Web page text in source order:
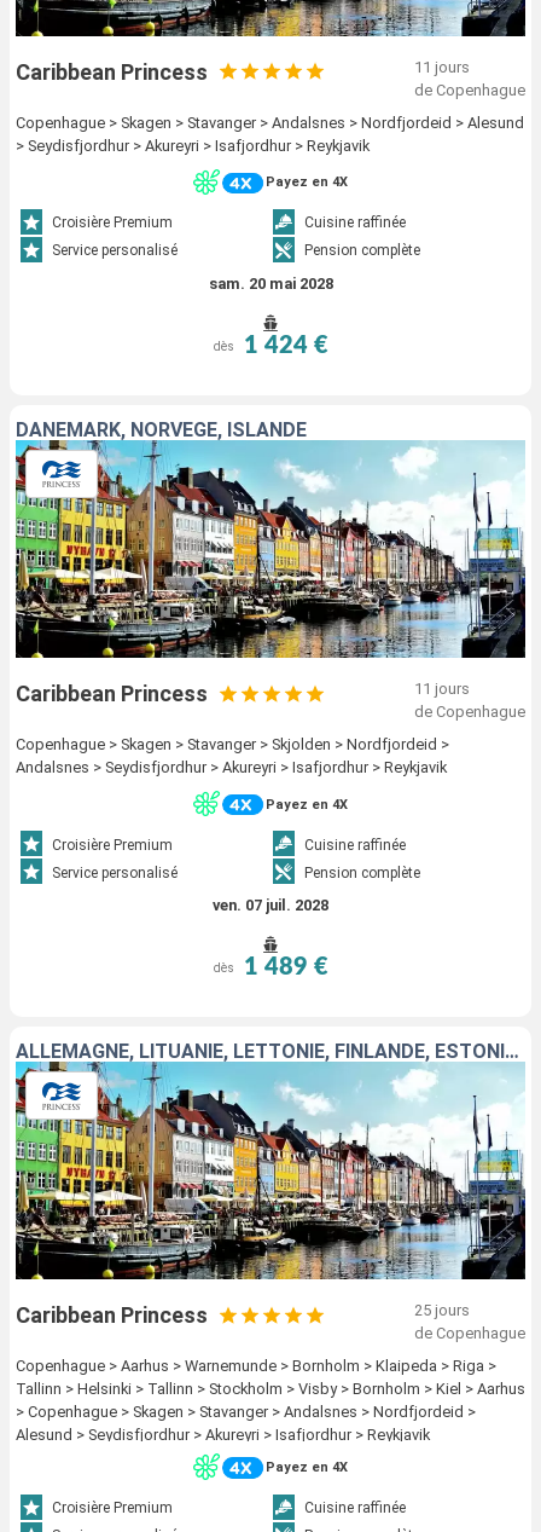
Caribbean Princess
11 jours
de Copenhague
Copenhague > Skagen > Stavanger > Andalsnes > Nordfjordeid > Alesund
> Seydisfjordhur > Akureyri > Isafjordhur > Reykjavik
Payez en 4X
Croisière Premium
Cuisine raffinée
Service personalisé
Pension complète
sam. 20 mai 2028
dès 1 424 €
DANEMARK, NORVÈGE, ISLANDE
Caribbean Princess
11 jours
de Copenhague
Copenhague > Skagen > Stavanger > Skjolden > Nordfjordeid >
Andalsnes > Seydisfjordhur > Akureyri > Isafjordhur > Reykjavik
Payez en 4X
Croisière Premium
Cuisine raffinée
Service personalisé
Pension complète
ven. 07 juil. 2028
dès 1 489 €
ALLEMAGNE, LITUANIE, LETTONIE, FINLANDE, ESTONIE, SUÈDE, DANEMARK, NORVÈGE, ISLANDE
Caribbean Princess
25 jours
de Copenhague
Copenhague > Aarhus > Warnemunde > Bornholm > Klaipeda > Riga >
Tallinn > Helsinki > Tallinn > Stockholm > Visby > Bornholm > Kiel > Aarhus
> Copenhague > Skagen > Stavanger > Andalsnes > Nordfjordeid >
Alesund > Seydisfjordhur > Akureyri > Isafjordhur > Reykjavik
Payez en 4X
Croisière Premium
Cuisine raffinée